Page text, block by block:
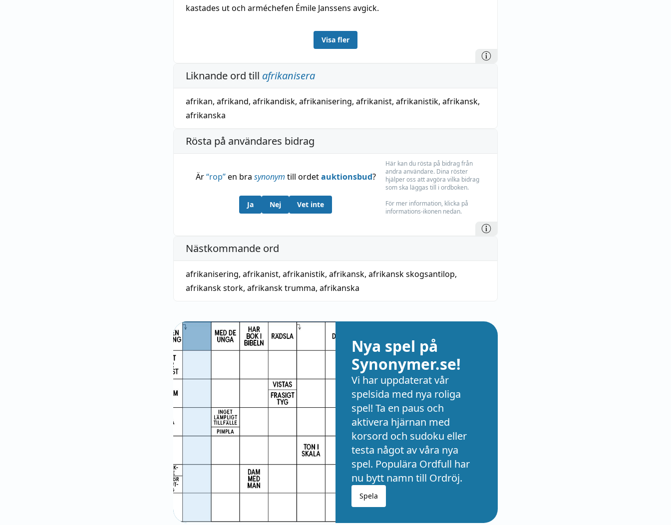
kastades ut och arméchefen Émile Janssens avgick.
Visa fler
Liknande ord till afrikanisera
afrikan, afrikand, afrikandisk, afrikanisering, afrikanist, afrikanistik, afrikansk,
afrikanska
Rösta på användares bidrag
Är“rop”en bra synonym till ordetauktionsbud?
Ja Nej Vet inte
Här kan du rösta på bidrag från
andra användare. Dina röster
hjälper oss att avgöra vilka bidrag
som ska läggas till i ordboken.
För mer information, klicka på
informations-ikonen nedan.
Nästkommande ord
afrikanisering, afrikanist, afrikanistik, afrikansk, afrikansk skogsantilop,
afrikansk stork, afrikansk trumma, afrikanska
Nya spel på
Synonymer.se!
Vi har uppdaterat vår
spelsida med nya roliga
spel! Ta en paus och
aktivera hjärnan med
korsord och sudoku eller
testa något av våra nya
spel. Populära Ordfull har
nu bytt namn till Ordröj.
Spela